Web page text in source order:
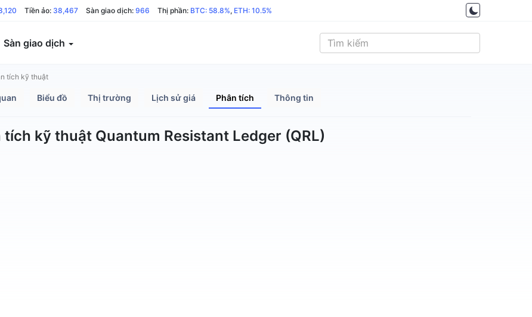
Tiền ảo: 38,467 Sàn giao dịch: 966 Thị phần: BTC: 58.8%, ETH: 10.5%
Sàn giao dịch
tích kỹ thuật
Biểu đồ Thị trường Lịch sử giá Phân tích Thông tin
tích kỹ thuật Quantum Resistant Ledger (QRL)